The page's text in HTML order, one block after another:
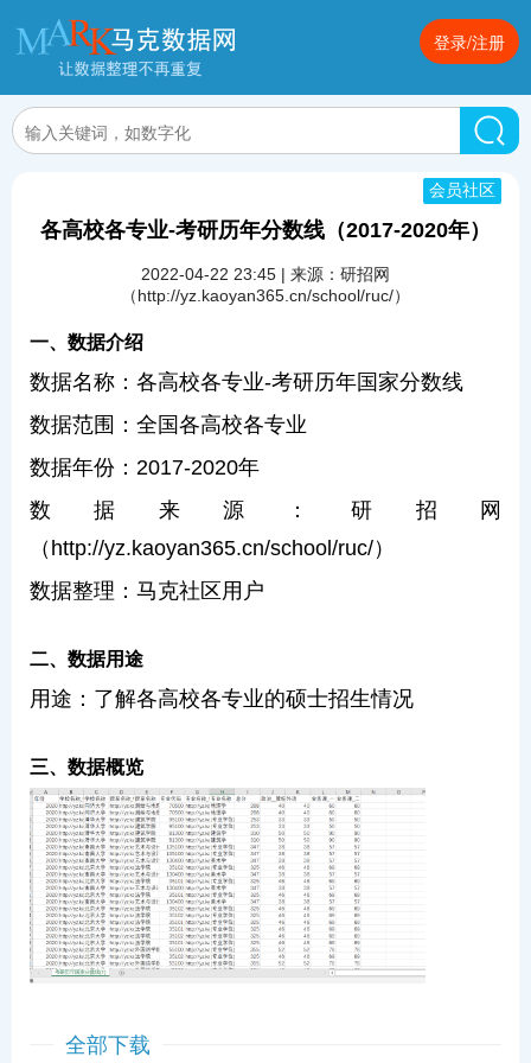
登录/注册
各高校各专业-考研历年分数线（2017-2020年）
会员社区
2022-04-22 23:45 | 来源：研招网
（http://yz.kaoyan365.cn/school/ruc/）
一、数据介绍
数据名称：各高校各专业-考研历年国家分数线
数据范围：全国各高校各专业
数据年份：2017-2020年
数据来源：研招网
（http://yz.kaoyan365.cn/school/ruc/）
数据整理：马克社区用户
二、数据用途
用途：了解各高校各专业的硕士招生情况
三、数据概览
全部下载